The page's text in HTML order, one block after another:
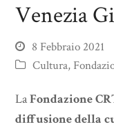
Venezia
8 Febbraio 2021
Cultura,
LaFondazione
diffusione della